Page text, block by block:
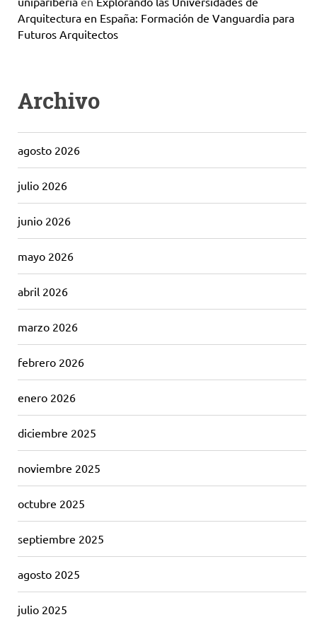
Arquitectura en España: Formación de Vanguardia para
Futuros Arquitectos
Archivo
agosto 2026
julio 2026
junio 2026
mayo 2026
abril 2026
marzo 2026
febrero 2026
enero 2026
diciembre 2025
noviembre 2025
octubre 2025
septiembre 2025
agosto 2025
julio 2025